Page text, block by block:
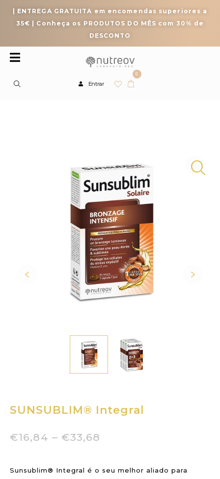
| ENTREGA GRATUITA em encomendas superiores a
35€ | Conheça os PRODUTOS DO MÊS com 30% de
DESCONTO
Entrar
0
SUNSUBLIM® Integral
€16,84 – €33,68
Sunsublim® Integral é o seu melhor aliado para